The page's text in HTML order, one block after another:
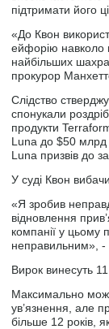
підтримати його
«До Квон
ейфорію навколо
найбільших
прокурор
Слідство
спонукали
продукти
Luna до $50 млрд
Luna призвів до
У суді Квон
«Я зробив
відновлення
компанії у цьому
неправильним», -
Вирок винесуть
Максимально
ув’язнення, але
більше 12 років,